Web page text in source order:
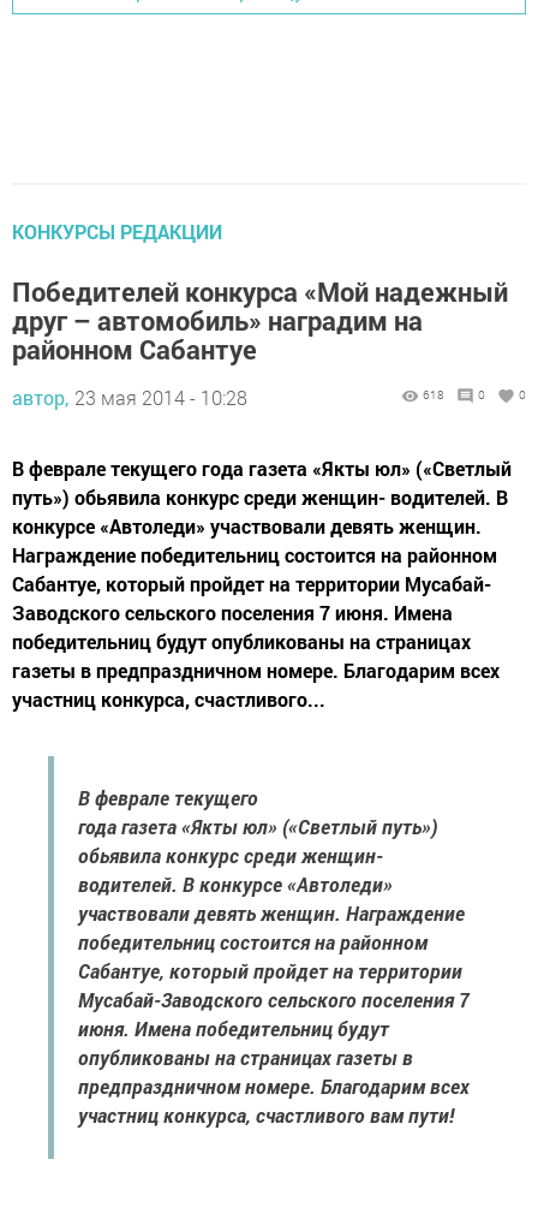
КОНКУРСЫ РЕДАКЦИИ
Победителей конкурса «Мой надежный
друг – автомобиль» наградим на
районном Сабантуе
автор, 23 мая 2014 - 10:28 618 0 0
В феврале текущего года газета «Якты юл» («Светлый
путь») обьявила конкурс среди женщин- водителей. В
конкурсе «Автоледи» участвовали девять женщин.
Награждение победительниц состоится на районном
Сабантуе, который пройдет на территории Мусабай-
Заводского сельского поселения 7 июня. Имена
победительниц будут опубликованы на страницах
газеты в предпраздничном номере. Благодарим всех
участниц конкурса, счастливого...
В феврале текущего
года газета «Якты юл» («Светлый путь»)
обьявила конкурс среди женщин-
водителей. В конкурсе «Автоледи»
участвовали девять женщин. Награждение
победительниц состоится на районном
Сабантуе, который пройдет на территории
Мусабай-Заводского сельского поселения 7
июня. Имена победительниц будут
опубликованы на страницах газеты в
предпраздничном номере. Благодарим всех
участниц конкурса, счастливого вам пути!